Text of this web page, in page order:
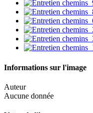
Informations sur l'image
Auteur
Aucune donnée